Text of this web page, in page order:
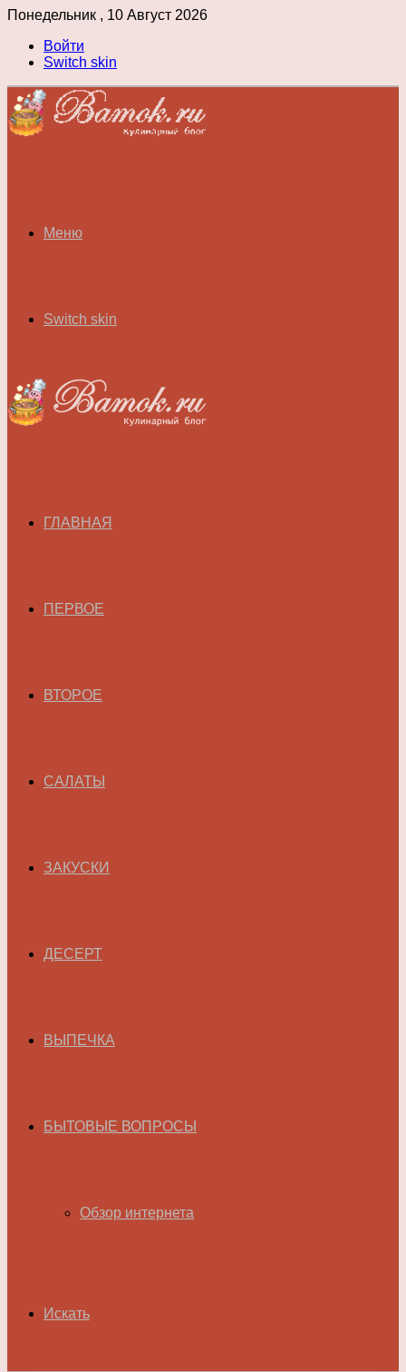
Понедельник , 10 Август 2026
Войти
Switch skin
Меню
Switch skin
ГЛАВНАЯ
ПЕРВОЕ
ВТОРОЕ
САЛАТЫ
ЗАКУСКИ
ДЕСЕРТ
ВЫПЕЧКА
БЫТОВЫЕ ВОПРОСЫ
Обзор интернета
Искать